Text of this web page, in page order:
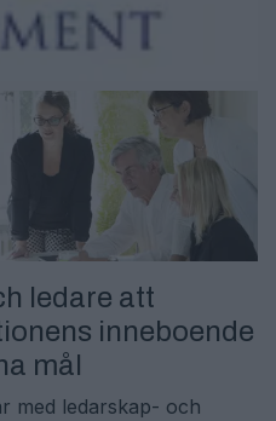
ledare att
inneboende
mål
med ledarskap- och